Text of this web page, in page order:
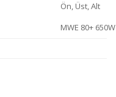
Ön, Üst, Alt
MWE 80+ 650W